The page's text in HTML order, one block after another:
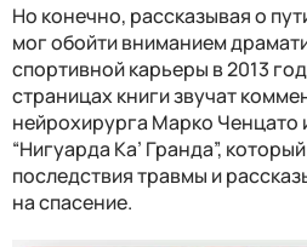
Но конечно, рассказывая о
мог обойти вниманием
спортивной карьеры в 2013
страницах книги звучат
нейрохирурга Марко Ченцато
“Нигуарда Ка’ Гранда”,
последствия травмы и
на спасение.